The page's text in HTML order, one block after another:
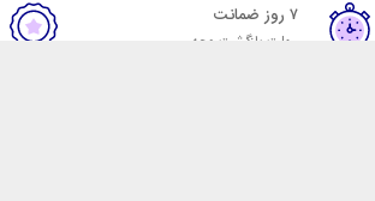
۷ روز ضمانت
مهلت بازگشت وجه